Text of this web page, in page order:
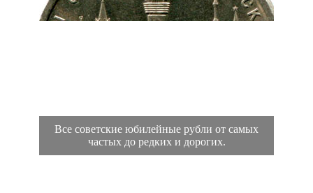
Все советские юбилейные рубли от самых
частых до редких и дорогих.